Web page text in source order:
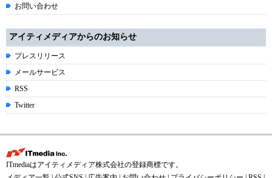
お問い合わせ
アイティメディアからのお知らせ
プレスリリース
メールサービス
RSS
Twitter
ITmediaはアイティメディア株式会社の登録商標です。